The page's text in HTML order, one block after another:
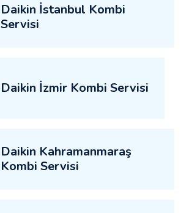
Daikin İstanbul Kombi
Servisi
Daikin İzmir Kombi Servisi
Daikin Kahramanmaraş
Kombi Servisi